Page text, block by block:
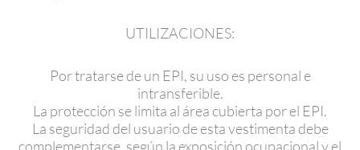
UTILIZACIONES:
Por tratarse de un EPI, su uso es personal e
intransferible.
La protección se limita al área cubierta por el EPI.
La seguridad del usuario de esta vestimenta debe
complementarse, según la exposición ocupacional y el